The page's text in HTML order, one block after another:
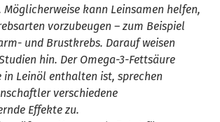
kann Leinsamen helfen,
vorzubeugen – zum Beispiel
und Brustkrebs. Darauf weisen
hin. Der Omega-3-Fettsäure
in Leinöl enthalten ist, sprechen
verschiedene
Effekte zu.